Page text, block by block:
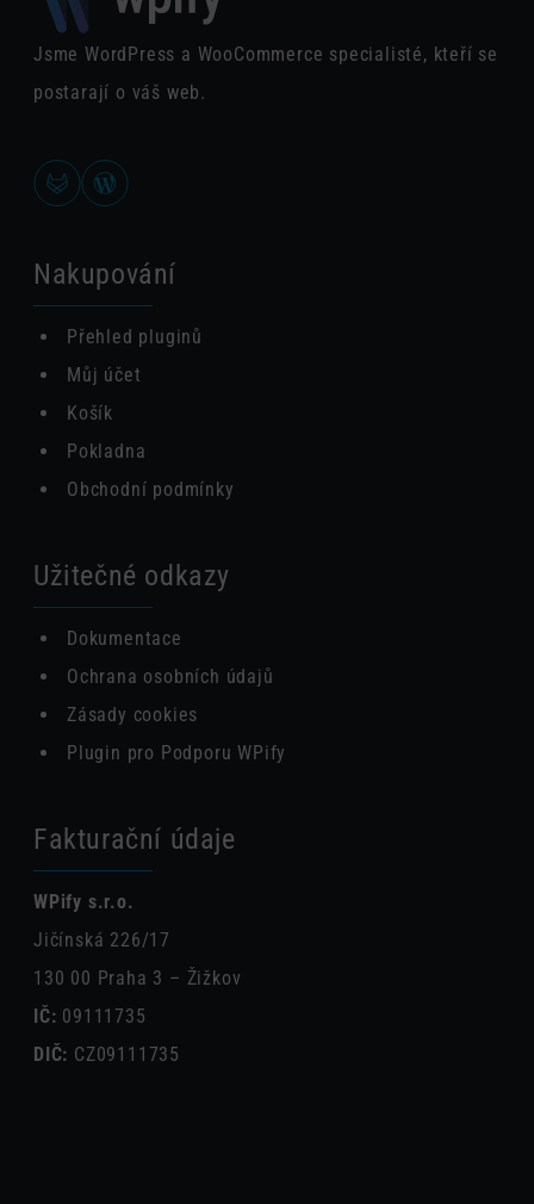
Jsme WordPress a WooCommerce specialisté, kteří se
postarají o váš web.
Nakupování
Přehled pluginů
Můj účet
Košík
Pokladna
Obchodní podmínky
Užitečné odkazy
Dokumentace
Ochrana osobních údajů
Zásady cookies
Plugin pro Podporu WPify
Fakturační údaje
WPify s.r.o.
Jičínská 226/17
130 00 Praha 3 – Žižkov
IČ: 09111735
DIČ: CZ09111735